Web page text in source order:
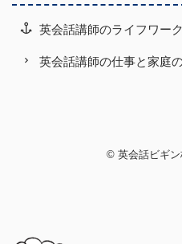
英会話講師のライフワー
英会話講師の仕事と家庭
© 英会話ビギ